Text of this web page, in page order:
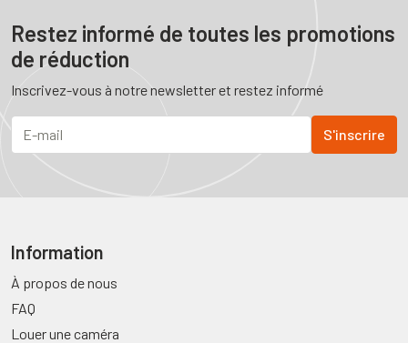
Restez informé de toutes les promotions
de réduction
Inscrivez-vous à notre newsletter et restez informé
Information
À propos de nous
FAQ
Louer une caméra